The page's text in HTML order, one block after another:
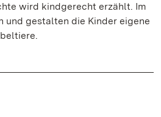
wird kindgerecht erzählt. Im
und gestalten die Kinder eigene